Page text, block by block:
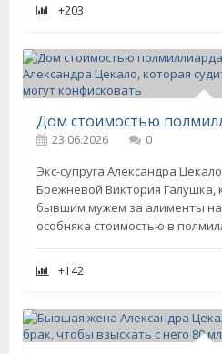
+203
23.06.2026
0
Экс-супруга Александра
Брежневой Виктория Галушка,
бывшим мужем за алименты
особняка стоимостью в
+142